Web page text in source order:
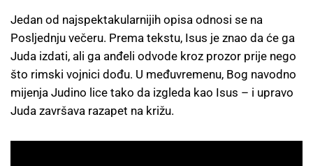
Jedan od najspektakularnijih opisa odnosi se na
Posljednju večeru. Prema tekstu, Isus je znao da će ga
Juda izdati, ali ga anđeli odvode kroz prozor prije nego
što rimski vojnici dođu. U međuvremenu, Bog navodno
mijenja Judino lice tako da izgleda kao Isus – i upravo
Juda završava razapet na križu.